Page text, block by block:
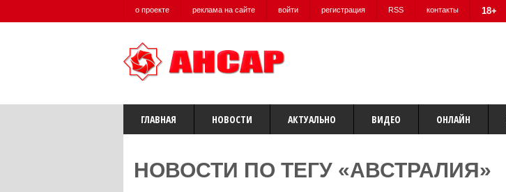
о проекте реклама на сайте войти регистрация RSS контакты 18+
ГЛАВНАЯ НОВОСТИ АКТУАЛЬНО ВИДЕО ОНЛАЙН
НОВОСТИ ПО ТЕГУ «АВСТРАЛИЯ»